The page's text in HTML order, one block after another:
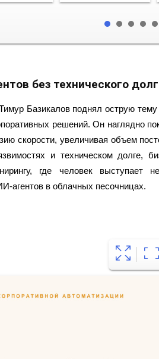
без технического
Базикалов поднял острую
решений. Он наглядно
скорости, увеличивая объем
и техническом долге,
где человек
агентов в облачных песочницах.